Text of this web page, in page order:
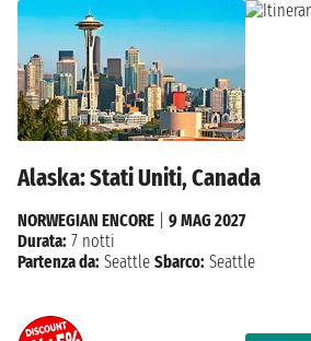
Alaska: Stati Uniti, Canada
NORWEGIAN ENCORE
9 MAG 2027
Durata: 7 notti
Partenza da: Seattle Sbarco: Seattle